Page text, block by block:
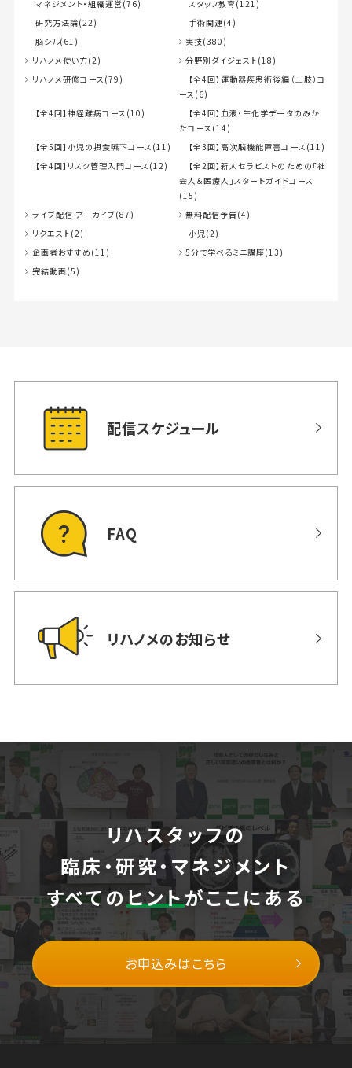
マネジメント・組織運営(76)
スタッフ教育(121)
研究方法論(22)
手術関連(4)
脳シル(61)
実技(380)
リハノメ使い方(2)
分野別ダイジェスト(18)
リハノメ研修コース(79)
【全4回】運動器疾患術後編（上肢）コ
ース(6)
【全4回】神経難病コース(10)
【全4回】血液・生化学データのみか
たコース(14)
【全5回】小児の摂食嚥下コース(11)
【全3回】高次脳機能障害コース(11)
【全4回】リスク管理入門コース(12)
【全2回】新人セラピストのための「社
会人＆医療人」スタートガイドコース
(15)
ライブ配信 アーカイブ(87)
無料配信予告(4)
リクエスト(2)
小児(2)
企画者おすすめ(11)
5分で学べるミニ講座(13)
完結動画(5)
配信スケジュール
FAQ
リハノメのお知らせ
リハスタッフの
臨床・研究・マネジメント
すべてのヒントがここにある
お申込みはこちら